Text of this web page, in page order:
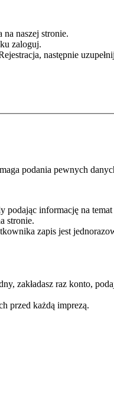
naszej stronie.
zaloguj.
następnie
podania pewnych
podając informację na
stronie.
zapis jest
dane swojego auta lub aut, oraz pilotów, a
przed każdą imprezą.